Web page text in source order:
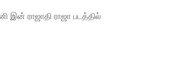
இன் ராஜாதி ராஜா படத்தில்